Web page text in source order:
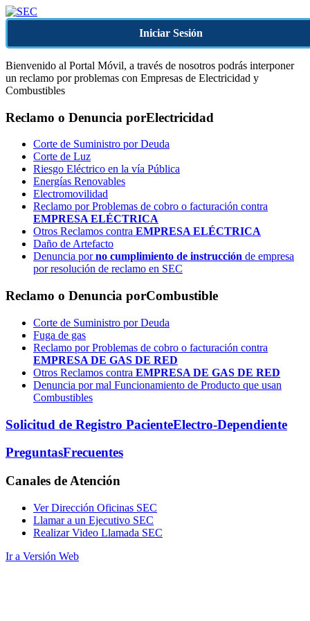
Iniciar Sesión
Bienvenido al Portal Móvil, a través de nosotros podrás interponer
un reclamo por problemas con Empresas de Electricidad y
Combustibles
Reclamo o Denuncia porElectricidad
Corte de Suministro por Deuda
Corte de Luz
Riesgo Eléctrico en la vía Pública
Energías Renovables
Electromovilidad
Reclamo por Problemas de cobro o facturación contra
EMPRESA ELÉCTRICA
Otros Reclamos contra EMPRESA ELÉCTRICA
Daño de Artefacto
Denuncia porno cumplimiento de instrucción de empresa
por resolución de reclamo en SEC
Reclamo o Denuncia porCombustible
Corte de Suministro por Deuda
Fuga de gas
Reclamo por Problemas de cobro o facturación contra
EMPRESA DE GAS DE RED
Otros Reclamos contra EMPRESA DE GAS DE RED
Denuncia por mal Funcionamiento de Producto que usan
Combustibles
Solicitud de Registro PacienteElectro-Dependiente
PreguntasFrecuentes
Canales de Atención
Ver Dirección Oficinas SEC
Llamar a un Ejecutivo SEC
Realizar Video Llamada SEC
Ir a Versión Web